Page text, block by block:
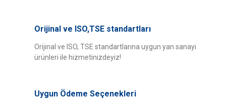
Ürün bilgilerinde hatalar bulunuyor.
Ürün fiyatı diğer sitelerden daha pahalı.
Bu ürüne benzer farklı alternatifler olmalı.
Orijinal ve ISO,TSE standartları
Orijinal ve ISO, TSE standartlarına uygun yan sanayi
ürünleri ile hizmetinizdeyiz!
Uygun Ödeme Seçenekleri